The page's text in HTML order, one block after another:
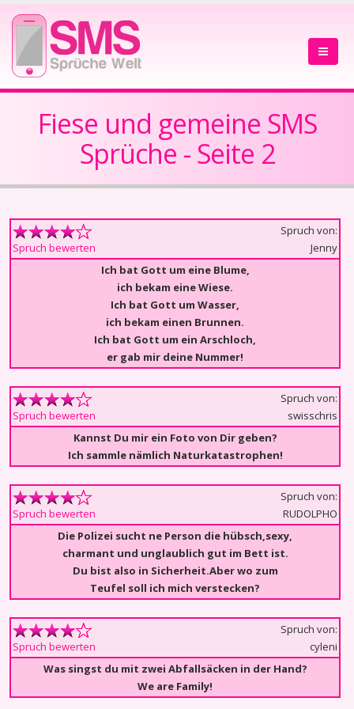
Fiese und gemeine SMS
Sprüche - Seite 2
Spruch bewerten
Spruch von:
Jenny
Ich bat Gott um eine Blume,
ich bekam eine Wiese.
Ich bat Gott um Wasser,
ich bekam einen Brunnen.
Ich bat Gott um ein Arschloch,
er gab mir deine Nummer!
Spruch bewerten
Spruch von:
swisschris
Kannst Du mir ein Foto von Dir geben?
Ich sammle nämlich Naturkatastrophen!
Spruch bewerten
Spruch von:
RUDOLPHO
Die Polizei sucht ne Person die hübsch,sexy,
charmant und unglaublich gut im Bett ist.
Du bist also in Sicherheit.Aber wo zum
Teufel soll ich mich verstecken?
Spruch bewerten
Spruch von:
cyleni
Was singst du mit zwei Abfallsäcken in der Hand?
We are Family!